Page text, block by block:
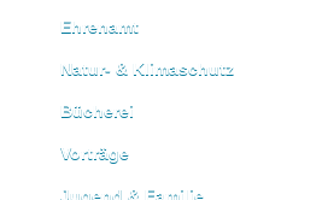
Ehrenamt
Natur- & Klimaschutz
Bücherei
Vorträge
Jugend & Familie